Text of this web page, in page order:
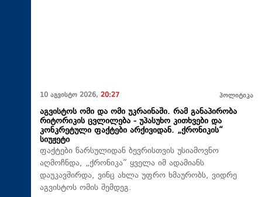
10 აგვისტო 2026, 20:27 პოლიტიკა
აგვისტოს ომი და ომი უკრაინაში. რამ განაპირობა
რიტორიკის ცვლილება - უპასუხო კითხვები და
კონკრეტული ფაქტები არქივიდან. „ქრონიკის“
სიუჟეტი
ფაქტები წარსულიდან ბევრისთვის უსიამოვნო
აღმოჩნდა, „ქრონიკა“ ყველა იმ ადამიანს
დაუკავშირდა, ვინც ახლა უფრო ხმაურობს, ვიდრე
აგვისტოს ომის შემდეგ.